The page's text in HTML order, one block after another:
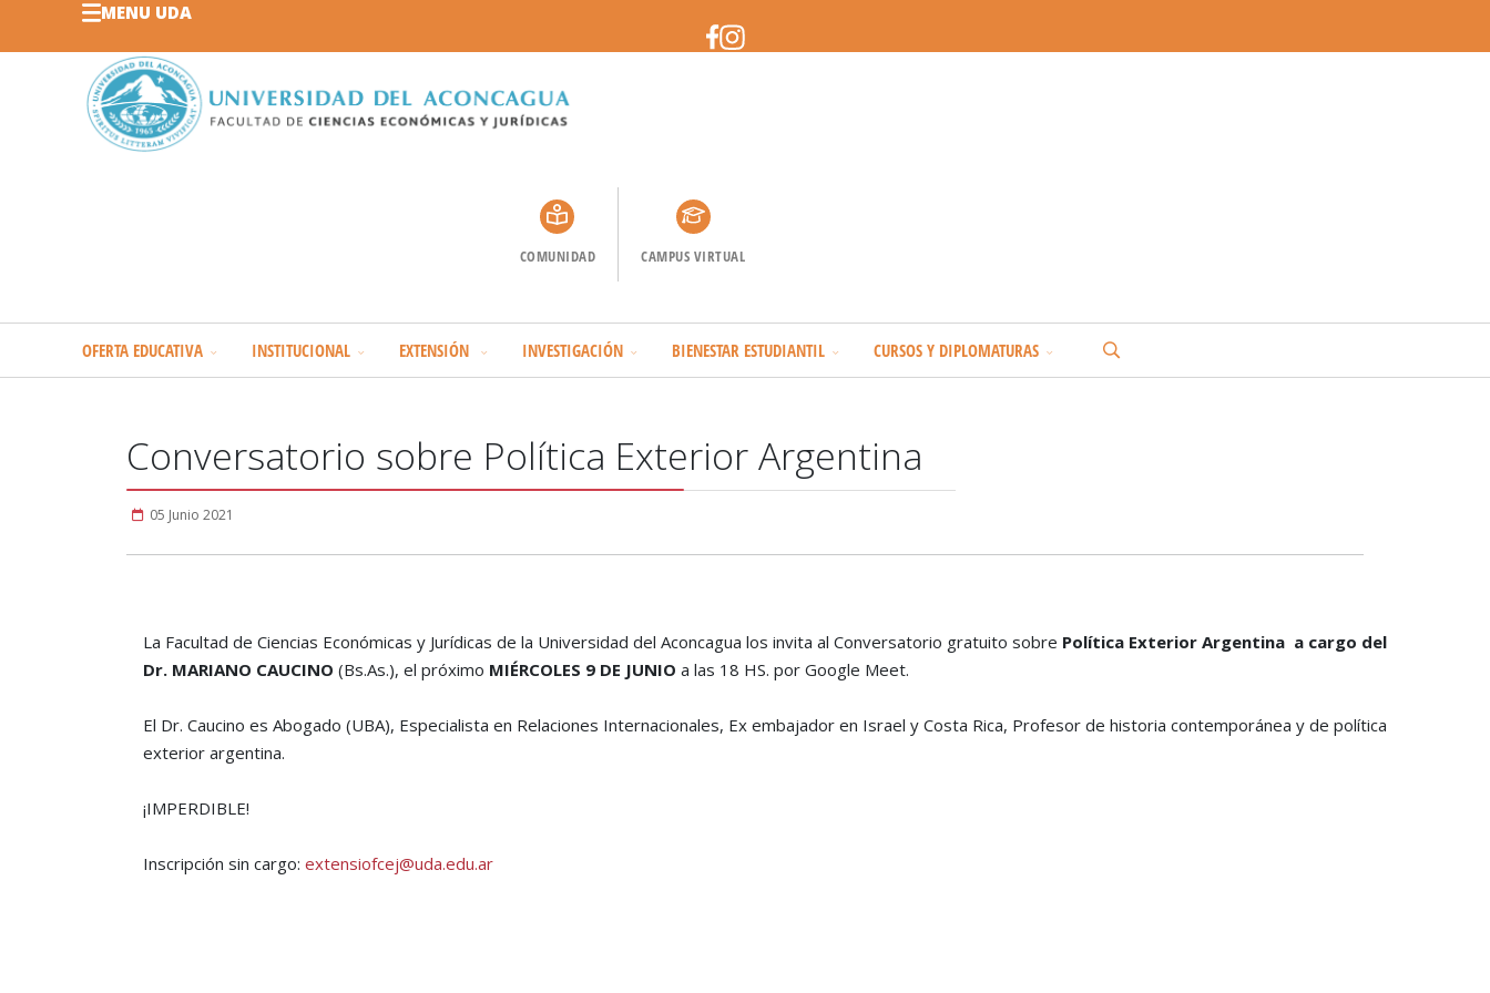
MENU UDA
COMUNIDAD CAMPUS VIRTUAL
OFERTA EDUCATIVA INSTITUCIONAL EXTENSIÓN INVESTIGACIÓN BIENESTAR ESTUDIANTIL CURSOS Y DIPLOMATURAS
Conversatorio sobre Política Exterior Argentina
05 Junio 2021
La Facultad de Ciencias Económicas y Jurídicas de la Universidad del Aconcagua los invita al Conversatorio gratuito sobre Política Exterior Argentina a cargo del
Dr. MARIANO CAUCINO (Bs.As.), el próximo MIÉRCOLES 9 DE JUNIO a las 18 HS. por Google Meet.
El Dr. Caucino es Abogado (UBA), Especialista en Relaciones Internacionales, Ex embajador en Israel y Costa Rica, Profesor de historia contemporánea y de política
exterior argentina.
¡IMPERDIBLE!
Inscripción sin cargo: extensiofcej@uda.edu.ar